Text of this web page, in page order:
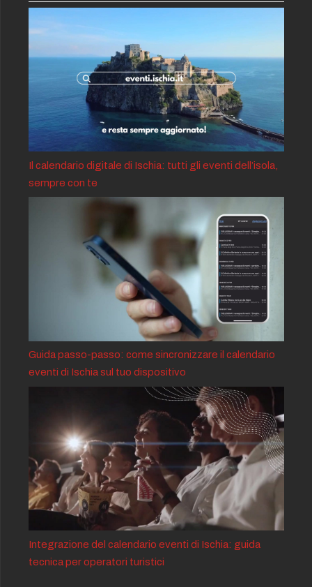
Il calendario digitale di Ischia: tutti gli eventi dell’isola,
sempre con te
Guida passo-passo: come sincronizzare il calendario
eventi di Ischia sul tuo dispositivo
Integrazione del calendario eventi di Ischia: guida
tecnica per operatori turistici